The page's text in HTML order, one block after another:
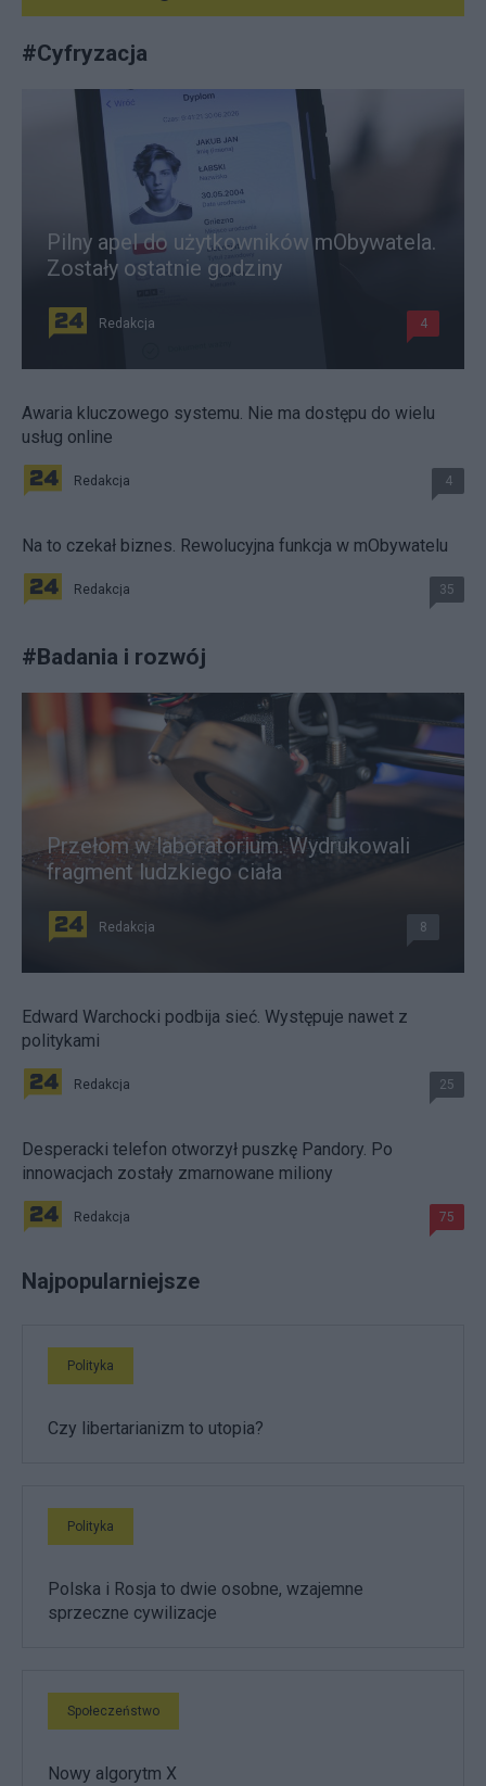
#Cyfryzacja
Pilny apel do użytkowników mObywatela.
Zostały ostatnie godziny
Redakcja 4
Awaria kluczowego systemu. Nie ma dostępu do wielu
usług online
Redakcja 4
Na to czekał biznes. Rewolucyjna funkcja w mObywatelu
Redakcja 35
#Badania i rozwój
Przełom w laboratorium. Wydrukowali
fragment ludzkiego ciała
Redakcja 8
Edward Warchocki podbija sieć. Występuje nawet z
politykami
Redakcja 25
Desperacki telefon otworzył puszkę Pandory. Po
innowacjach zostały zmarnowane miliony
Redakcja 75
Najpopularniejsze
Polityka
Czy libertarianizm to utopia?
Polityka
Polska i Rosja to dwie osobne, wzajemne
sprzeczne cywilizacje
Społeczeństwo
Nowy algorytm X